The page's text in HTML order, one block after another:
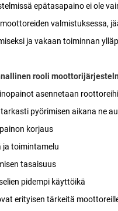
epätasapaino ei ole
valmistuksessa,
ja vakaan toiminnan
rooli
asennetaan
pyörimisen aikana ne
korjaus
toimintamelu
tasaisuus
pidempi käyttöikä
erityisen tärkeitä